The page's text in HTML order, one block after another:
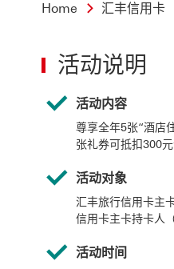
Home 汇丰信用卡
活动说明
活动内容
尊享全年5张“酒店
张礼券可抵扣300
活动对象
汇丰旅行信用卡主
信用卡主卡持卡人
活动时间